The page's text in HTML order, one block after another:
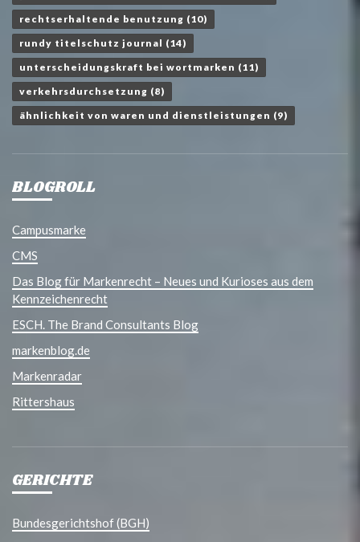
rechtserhaltende benutzung (10)
rundy titelschutz journal (14)
unterscheidungskraft bei wortmarken (11)
verkehrsdurchsetzung (8)
ähnlichkeit von waren und dienstleistungen (9)
BLOGROLL
Campusmarke
CMS
Das Blog für Markenrecht – Neues und Kurioses aus dem
Kennzeichenrecht
ESCH. The Brand Consultants Blog
markenblog.de
Markenradar
Rittershaus
GERICHTE
Bundesgerichtshof (BGH)